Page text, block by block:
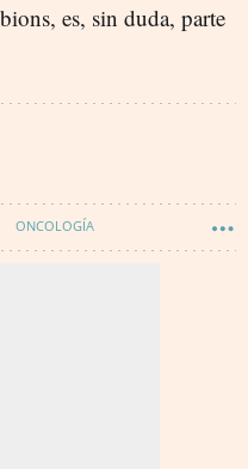
es, sin duda, parte
ONCOLOGÍA